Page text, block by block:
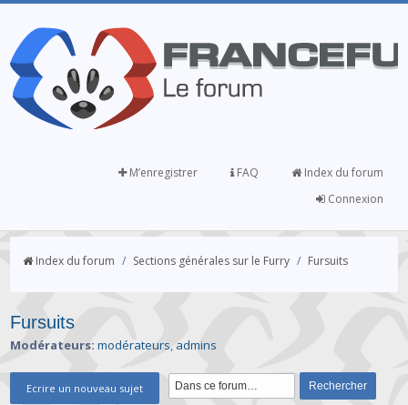
Index du forum
FAQ
M’enregistrer
Connexion
Index du forum / Sections générales sur le Furry / Fursuits
Fursuits
Modérateurs: modérateurs, admins
Ecrire un nouveau sujet